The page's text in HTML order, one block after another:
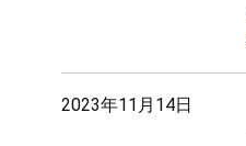
2023年11月14日